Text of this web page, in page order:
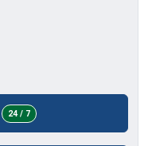
24 / 7